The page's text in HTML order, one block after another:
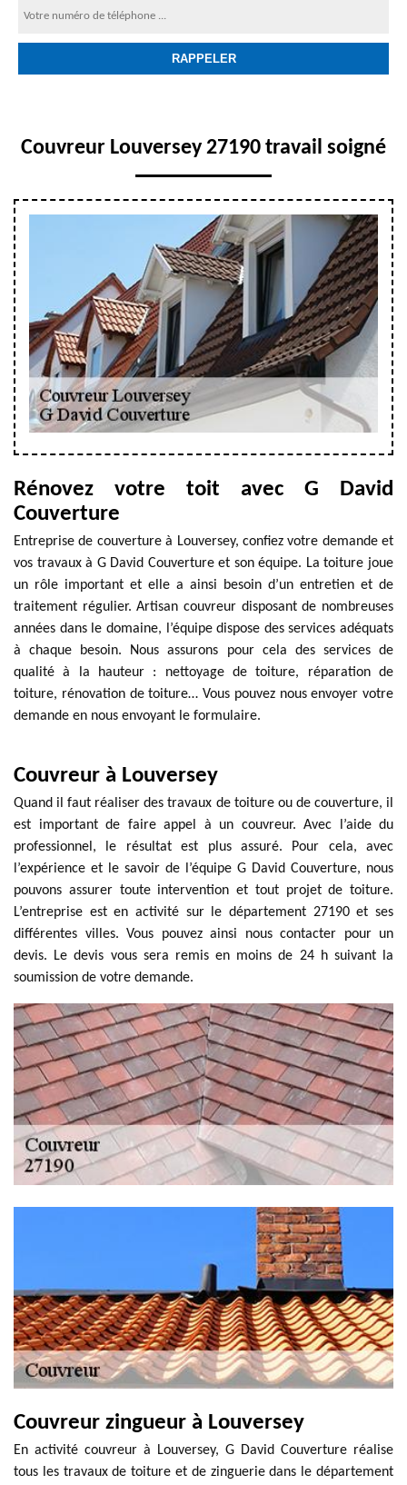
Couvreur Louversey 27190 travail soigné
Rénovez votre toit avec G David
Couverture
Entreprise de couverture à Louversey, confiez votre demande et
vos travaux à G David Couverture et son équipe. La toiture joue
un rôle important et elle a ainsi besoin d’un entretien et de
traitement régulier. Artisan couvreur disposant de nombreuses
années dans le domaine, l’équipe dispose des services adéquats
à chaque besoin. Nous assurons pour cela des services de
qualité à la hauteur : nettoyage de toiture, réparation de
toiture, rénovation de toiture… Vous pouvez nous envoyer votre
demande en nous envoyant le formulaire.
Couvreur à Louversey
Quand il faut réaliser des travaux de toiture ou de couverture, il
est important de faire appel à un couvreur. Avec l’aide du
professionnel, le résultat est plus assuré. Pour cela, avec
l’expérience et le savoir de l’équipe G David Couverture, nous
pouvons assurer toute intervention et tout projet de toiture.
L’entreprise est en activité sur le département 27190 et ses
différentes villes. Vous pouvez ainsi nous contacter pour un
devis. Le devis vous sera remis en moins de 24 h suivant la
soumission de votre demande.
Couvreur zingueur à Louversey
En activité couvreur à Louversey, G David Couverture réalise
tous les travaux de toiture et de zinguerie dans le département